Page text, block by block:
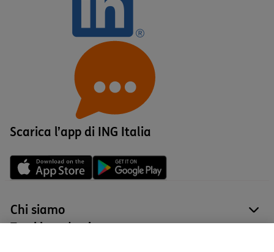
Scarica l’app di ING Italia
Chi siamo
Tutti i prodotti